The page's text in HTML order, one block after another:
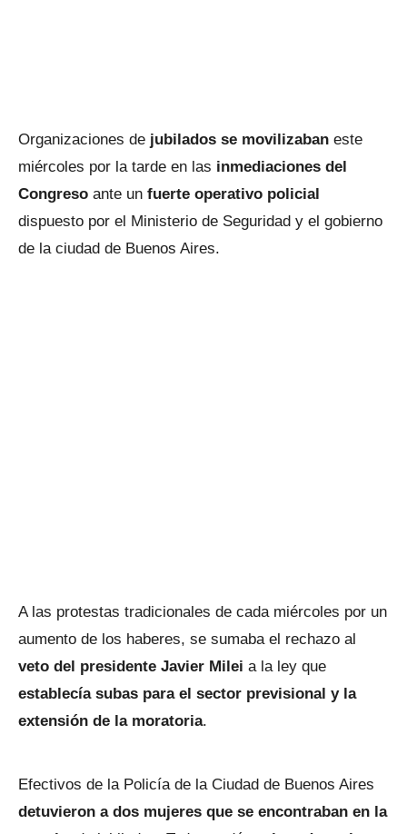
Organizaciones de jubilados se movilizaban este
miércoles por la tarde en las inmediaciones del
Congreso ante un fuerte operativo policial
dispuesto por el Ministerio de Seguridad y el gobierno
de la ciudad de Buenos Aires.
A las protestas tradicionales de cada miércoles por un
aumento de los haberes, se sumaba el rechazo al
veto del presidente Javier Milei a la ley que
establecía subas para el sector previsional y la
extensión de la moratoria.
Efectivos de la Policía de la Ciudad de Buenos Aires
detuvieron a dos mujeres que se encontraban en la